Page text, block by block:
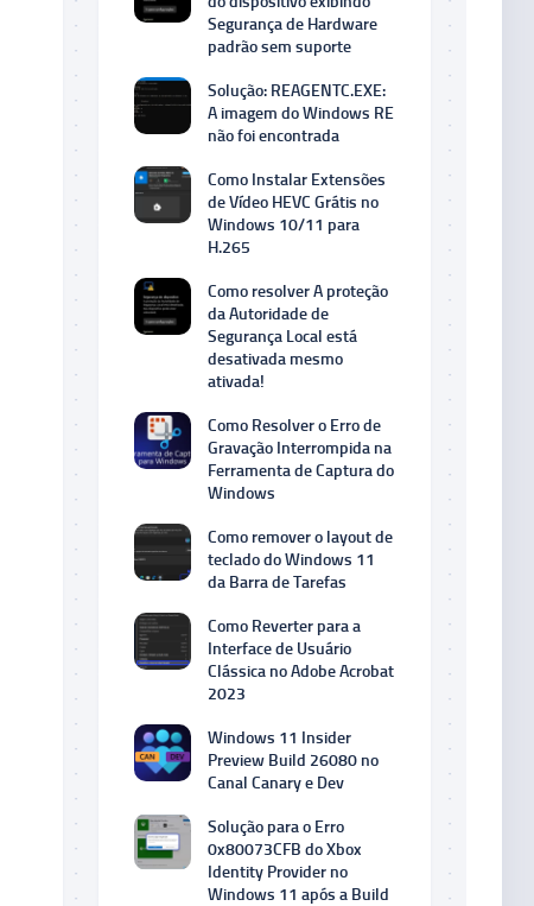
Segurança de Hardware
padrão sem suporte
Solução: REAGENTC.EXE:
A imagem do Windows RE
não foi encontrada
Como Instalar Extensões
de Vídeo HEVC Grátis no
Windows 10/11 para
H.265
Como resolver A proteção
da Autoridade de
Segurança Local está
desativada mesmo
ativada!
Como Resolver o Erro de
Gravação Interrompida na
Ferramenta de Captura do
Windows
Como remover o layout de
teclado do Windows 11
da Barra de Tarefas
Como Reverter para a
Interface de Usuário
Clássica no Adobe Acrobat
2023
Windows 11 Insider
Preview Build 26080 no
Canal Canary e Dev
Solução para o Erro
0x80073CFB do Xbox
Identity Provider no
Windows 11 após a Build